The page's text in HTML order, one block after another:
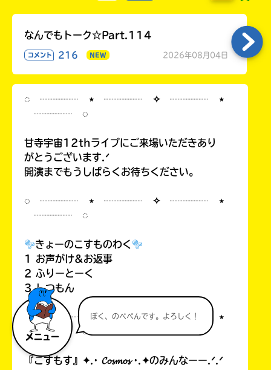
メニュー
ぼく、のべぺんです。よろしく！
なんでもトーク☆Part.114
コメント 216 NEW 2026年08月04日
◌ ┈┈┈┈ ⋆ ┈┈┈┈ ✧ ┈┈┈┈ ⋆
┈┈┈┈ ◌
甘寺宇宙12thライブにご来場いただきあり
がとうございます.ᐟ
開演までもうしばらくお待ちください。
◌ ┈┈┈┈ ⋆ ┈┈┈┈ ✧ ┈┈┈┈ ⋆
┈┈┈┈ ◌
きょーのこすものわく
1 お声がけ&お返事
2 ふりーとーく
3 しつもん
◌ ┈┈┈┈ ⋆ ┈┈┈┈ ✧ ┈┈┈┈ ⋆
┈┈┈┈ ◌
『こすもす』✦.· 𝓒𝓸𝓼𝓶𝓸𝓼 ·.✦のみんなーー.ᐟ.ᐟ